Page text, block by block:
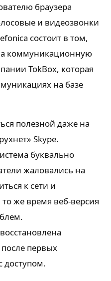
браузера
и видеозвонки
состоит в том,
коммуникационную
TokBox, которая
на базе
полезной даже на
Skype.
буквально
жаловались на
к сети и
же время веб-версия
первых
доступом.